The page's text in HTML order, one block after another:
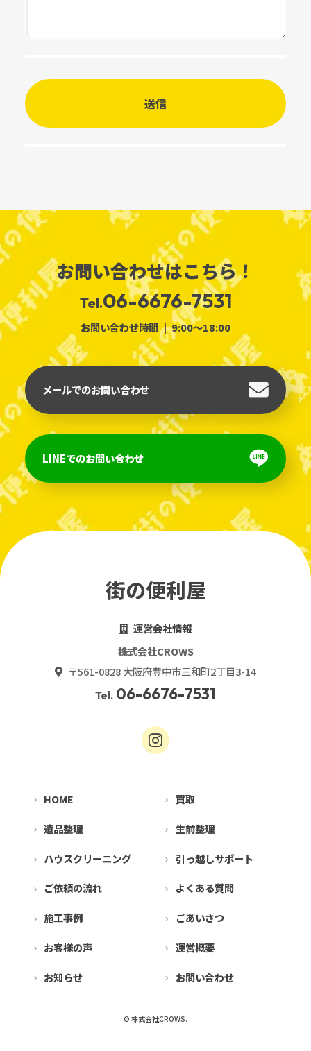
お問い合わせはこちら！
Tel.06-6676-7531
お問い合わせ時間 9:00～18:00
メールでのお問い合わせ
LINEでのお問い合わせ
街の便利屋
運営会社情報
株式会社CROWS
〒561-0828 大阪府豊中市三和町2丁目3-14
Tel. 06-6676-7531
HOME 買取
遺品整理 生前整理
ハウスクリーニング 引っ越しサポート
ご依頼の流れ よくある質問
施工事例 ごあいさつ
お客様の声 運営概要
お知らせ お問い合わせ
© 株式会社CROWS.